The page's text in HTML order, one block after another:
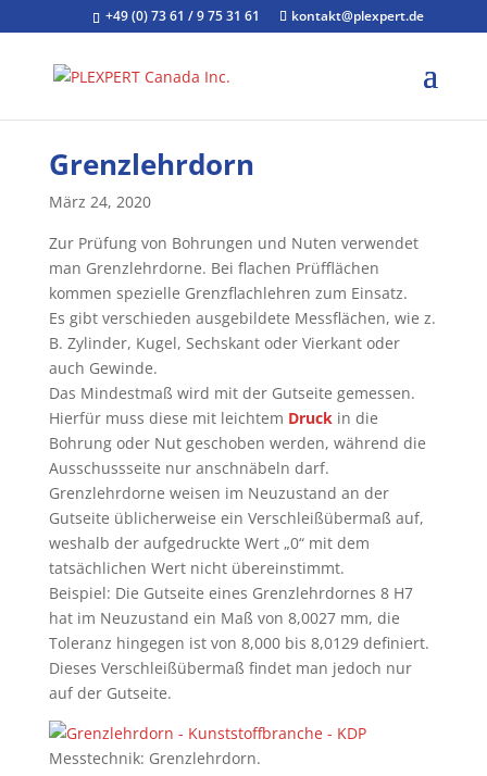
+49 (0) 73 61 / 9 75 31 61 kontakt@plexpert.de
Grenzlehrdorn
März 24, 2020
Zur Prüfung von Bohrungen und Nuten verwendet
man Grenzlehrdorne. Bei flachen Prüfflächen
kommen spezielle Grenzflachlehren zum Einsatz.
Es gibt verschieden ausgebildete Messflächen, wie z.
B. Zylinder, Kugel, Sechskant oder Vierkant oder
auch Gewinde.
Das Mindestmaß wird mit der Gutseite gemessen.
Hierfür muss diese mit leichtem Druckin die
Bohrung oder Nut geschoben werden, während die
Ausschussseite nur anschnäbeln darf.
Grenzlehrdorne weisen im Neuzustand an der
Gutseite üblicherweise ein Verschleißübermaß auf,
weshalb der aufgedruckte Wert „0“ mit dem
tatsächlichen Wert nicht übereinstimmt.
Beispiel: Die Gutseite eines Grenzlehrdornes 8 H7
hat im Neuzustand ein Maß von 8,0027 mm, die
Toleranz hingegen ist von 8,000 bis 8,0129 definiert.
Dieses Verschleißübermaß findet man jedoch nur
auf der Gutseite.
Messtechnik: Grenzlehrdorn.